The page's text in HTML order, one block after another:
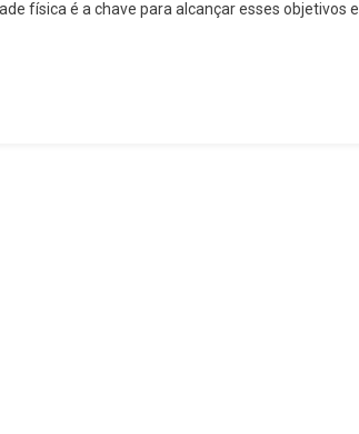
física é a chave para alcançar esses objetivos e